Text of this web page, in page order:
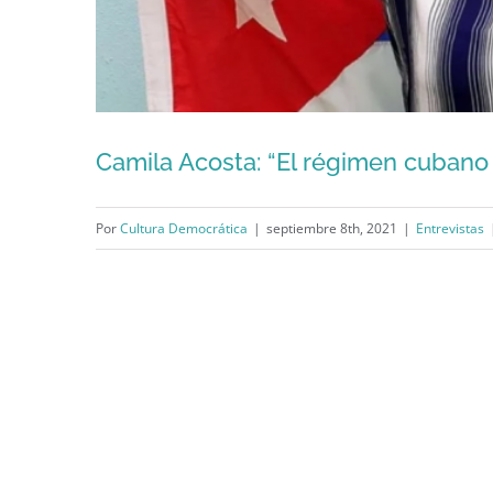
Camila Acosta: “El régimen
PorCultura Democrática | septiembre 8th, 2021 | Entrevistas